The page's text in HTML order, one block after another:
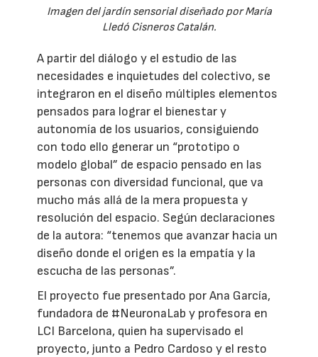
Imagen del jardín sensorial diseñado por María
Lledó Cisneros Catalán.
A partir del diálogo y el estudio de las
necesidades e inquietudes del colectivo, se
integraron en el diseño múltiples elementos
pensados para lograr el bienestar y
autonomía de los usuarios, consiguiendo
con todo ello generar un “prototipo o
modelo global” de espacio pensado en las
personas con diversidad funcional, que va
mucho más allá de la mera propuesta y
resolución del espacio. Según declaraciones
de la autora: “tenemos que avanzar hacia un
diseño donde el origen es la empatía y la
escucha de las personas”.
El proyecto fue presentado por Ana García,
fundadora de #NeuronaLab y profesora en
LCI Barcelona, quien ha supervisado el
proyecto, junto a Pedro Cardoso y el resto